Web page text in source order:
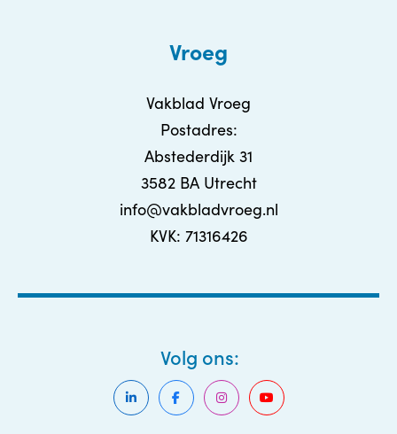
Vroeg
Vakblad Vroeg
Postadres:
Abstederdijk 31
3582 BA Utrecht
info@vakbladvroeg.nl
KVK: 71316426
Volg ons: